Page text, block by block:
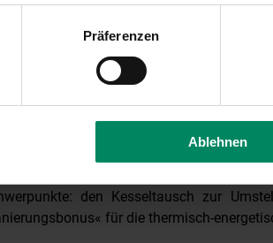
Präferenzen
Ablehnen
und transparente Verwaltung ihrer
des Programms »Transformation
um die Dekarbonisierung der
ergänzte 2025 die
die Möglichkeit, nicht nur
durch den Einsatz erneuerbarer
wir über das erfolgreiche
den Kesseltausch zur
für die thermisch-